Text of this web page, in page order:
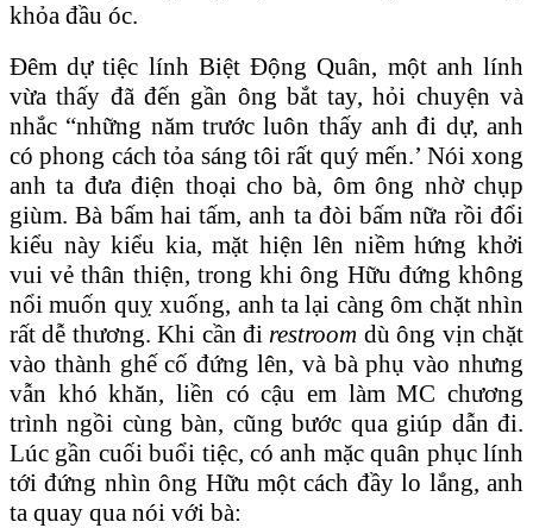
khỏa đầu óc.
Đêm dự tiệc lính Biệt Động Quân, một anh lính
vừa thấy đã đến gần ông bắt tay, hỏi chuyện và
nhắc “những năm trước luôn thấy anh đi dự, anh
có phong cách tỏa sáng tôi rất quý mến.’ Nói xong
anh ta đưa điện thoại cho bà, ôm ông nhờ chụp
giùm. Bà bấm hai tấm, anh ta đòi bấm nữa rồi đổi
kiểu này kiểu kia, mặt hiện lên niềm hứng khởi
vui vẻ thân thiện, trong khi ông Hữu đứng không
nổi muốn quỵ xuống, anh ta lại càng ôm chặt nhìn
rất dễ thương. Khi cần đi restroom dù ông vịn chặt
vào thành ghế cố đứng lên, và bà phụ vào nhưng
vẫn khó khăn, liền có cậu em làm MC chương
trình ngồi cùng bàn, cũng bước qua giúp dẫn đi.
Lúc gần cuối buổi tiệc, có anh mặc quân phục lính
tới đứng nhìn ông Hữu một cách đầy lo lắng, anh
ta quay qua nói với bà: